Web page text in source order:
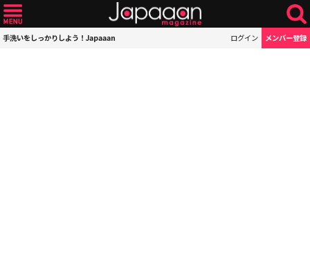
手洗いをしっかりしよう！Japaaan ログイン メンバー登録